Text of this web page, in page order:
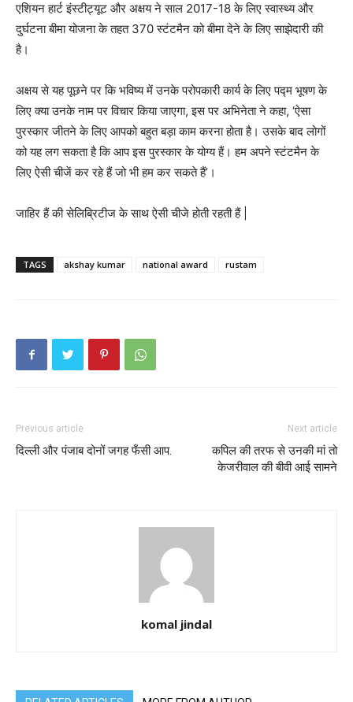
एशियन हार्ट इंस्टीट्यूट और अक्षय ने साल 2017-18 के लिए स्वास्थ्य और
दुर्घटना बीमा योजना के तहत 370 स्टंटमैन को बीमा देने के लिए साझेदारी की
है।
अक्षय से यह पूछने पर कि भविष्य में उनके परोपकारी कार्य के लिए पद्म भूषण के
लिए क्या उनके नाम पर विचार किया जाएगा, इस पर अभिनेता ने कहा, ‘ऐसा
पुरस्कार जीतने के लिए आपको बहुत बड़ा काम करना होता है। उसके बाद लोगों
को यह लग सकता है कि आप इस पुरस्कार के योग्य हैं। हम अपने स्टंटमैन के
लिए ऐसी चीजें कर रहे हैं जो भी हम कर सकते हैं’।
जाहिर हैं की सेलिब्रिटीज के साथ ऐसी चीजे होती रहती हैं |
TAGS akshay kumar national award rustam
Previous article
दिल्ली और पंजाब दोनों जगह फँसी आप.
Next article
कपिल की तरफ से उनकी मां तो
केजरीवाल की बीवी आई सामने
komal jindal